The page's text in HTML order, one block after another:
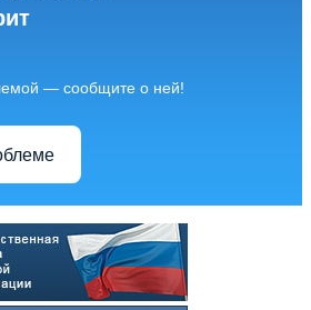
— сообщите о ней!